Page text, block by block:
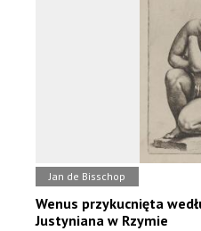
Jan de Bisschop
Wenus przykucnięta
Justyniana w Rzymie